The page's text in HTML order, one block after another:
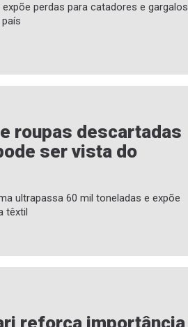
perdas para catadores e gargalos
roupas descartadas
ser vista do
ultrapassa 60 mil toneladas e expõe
têxtil